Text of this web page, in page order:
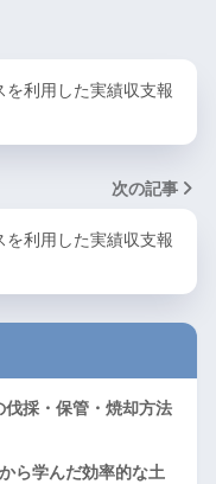
利用した実績収支報
次の記事
利用した実績収支報
伐採・保管・焼却方法
ら学んだ効率的な土